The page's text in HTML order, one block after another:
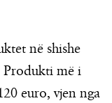
në shishe
Produkti më i
euro, vjen nga